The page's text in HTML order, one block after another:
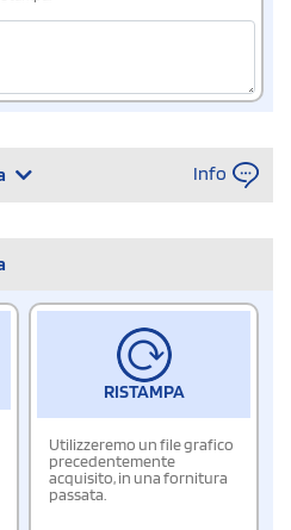
Info
RISTAMPA
Utilizzeremo un file grafico
precedentemente
acquisito, in una fornitura
passata.